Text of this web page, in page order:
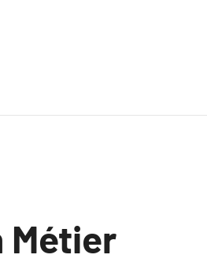
Métier